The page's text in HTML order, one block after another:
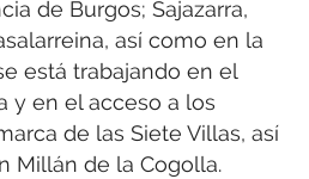
de Burgos; Sajazarra,
así como en la
está trabajando en el
y en el acceso a los
de las Siete Villas, así
Millán de la Cogolla.